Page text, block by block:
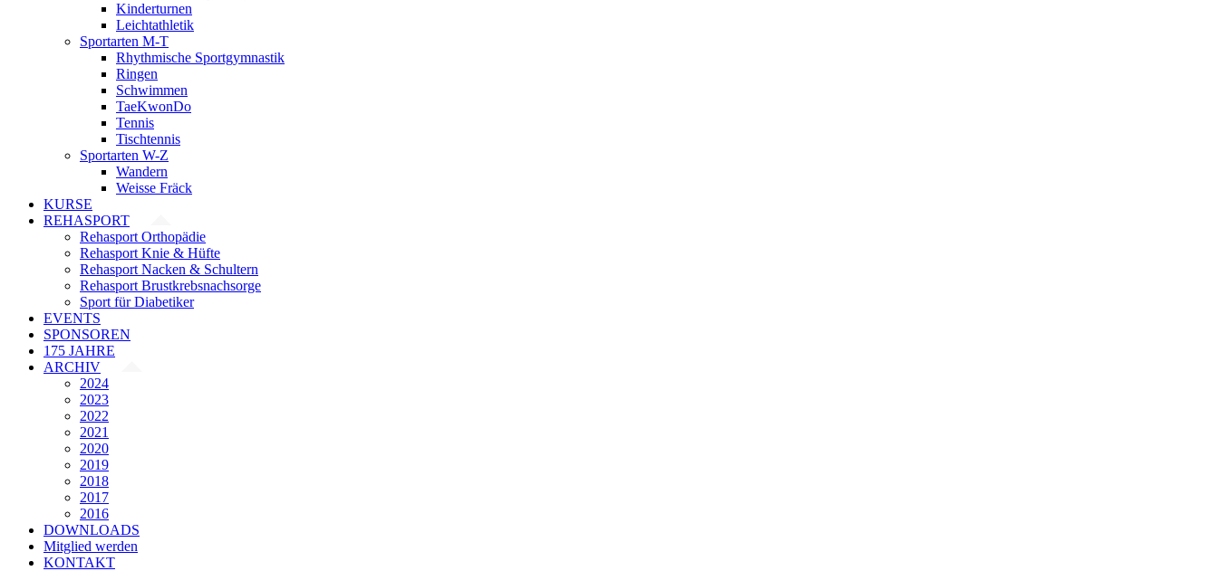
Kinderturnen
Leichtathletik
Sportarten M-T
Rhythmische Sportgymnastik
Ringen
Schwimmen
TaeKwonDo
Tennis
Tischtennis
Sportarten W-Z
Wandern
Weisse Fräck
KURSE
REHASPORT
Rehasport Orthopädie
Rehasport Knie & Hüfte
Rehasport Nacken & Schultern
Rehasport Brustkrebsnachsorge
Sport für Diabetiker
EVENTS
SPONSOREN
175 JAHRE
ARCHIV
2024
2023
2022
2021
2020
2019
2018
2017
2016
DOWNLOADS
Mitglied werden
KONTAKT